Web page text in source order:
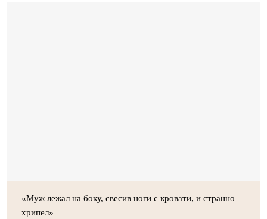
«Муж лежал на боку, свесив ноги с кровати, и странно
хрипел»